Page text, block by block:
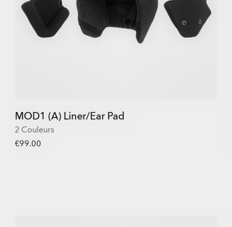
MOD1 (A) Liner/Ear Pad
2 Couleurs
€99.00